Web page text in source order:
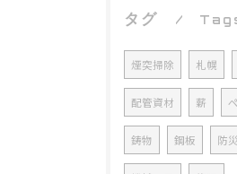
タグ
煙突掃除 札幌
配管資材 薪
鋳物 鋼板 防災